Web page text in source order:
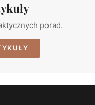
porad.